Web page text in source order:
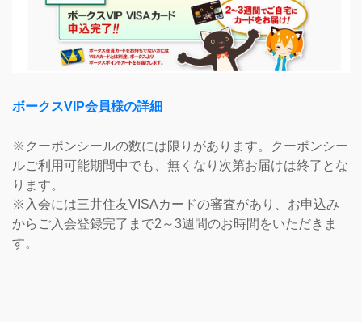
ボークスVIP会員様の詳細
※クーポンシールの数には限りがあります。クーポンシー
ルご利用可能期間中でも、無くなり次第お届けは終了とな
ります。
※入会には三井住友VISAカードの審査があり、お申込み
からご入会登録完了まで2～3週間のお時間をいただきま
す。